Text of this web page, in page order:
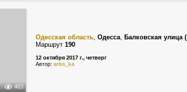
403
Одесская область, Одесса, Балковская улица
Маршрут 190
12 октября 2017 г., четверг
Автор: ariss_ka